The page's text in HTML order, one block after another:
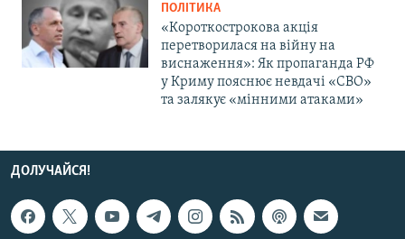
ПОЛІТИКА
«Короткострокова акція
перетворилася на війну на
виснаження»: Як пропаганда РФ
у Криму пояснює невдачі «СВО»
та залякує «мінними атаками»
ДОЛУЧАЙСЯ!